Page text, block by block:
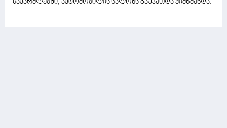
სავარძლებში, ავტომობილის სალონს გაუკეთდა ქიმწმენდა.